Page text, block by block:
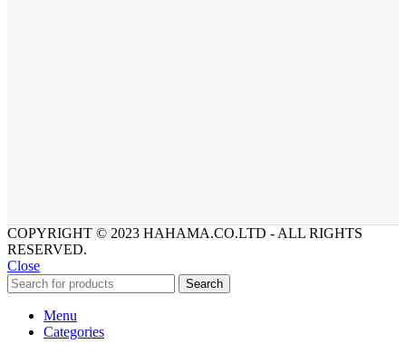
COPYRIGHT © 2023 HAHAMA.CO.LTD - ALL RIGHTS
RESERVED.
Close
Search
Menu
Categories